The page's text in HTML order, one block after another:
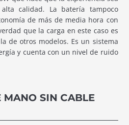
calidad. La batería tampoco
de más de media hora con
que la carga en este caso es
de otros modelos. Es un sistema
y cuenta con un nivel de ruido
SIN CABLE